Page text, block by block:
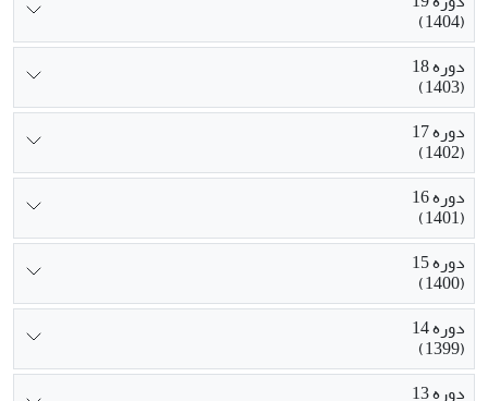
(1404)
دوره 18
(1403)
دوره 17
(1402)
دوره 16
(1401)
دوره 15
(1400)
دوره 14
(1399)
دوره 13